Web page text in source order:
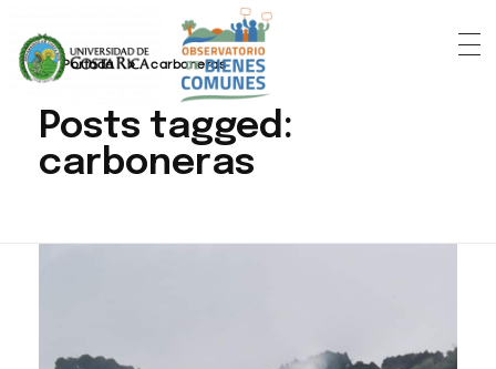
Portada » carboneras
Posts tagged:
carboneras